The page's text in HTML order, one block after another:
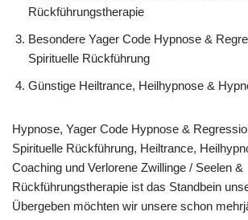
Rückführungstherapie
Besondere Yager Code Hypnose &
Spirituelle Rückführung
Günstige Heiltrance, Heilhypnose &
Hypnose, Yager Code Hypnose &
Spirituelle Rückführung, Heiltrance,
Coaching und Verlorene Zwillinge / Seelen &
Rückführungstherapie ist das Standbein
Übergeben möchten wir unsere schon